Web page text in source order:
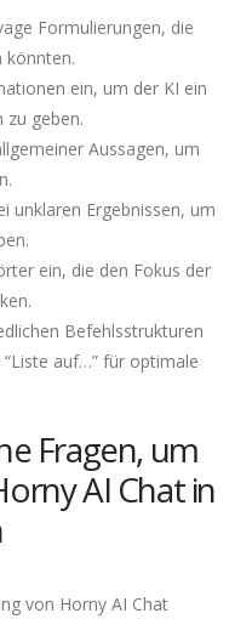
Formulierungen, die
könnten.
ein, um der KI ein
zu geben.
Aussagen, um
unklaren Ergebnissen, um
ein, die den Fokus der
Befehlsstrukturen
“Liste auf…” für optimale
Fragen, um
AI Chat in
von Horny AI Chat